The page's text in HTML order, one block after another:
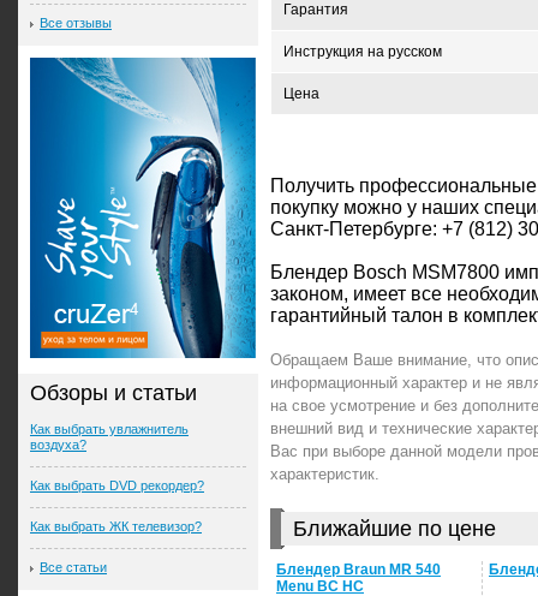
Гарантия
Инструкция на русском
Цена
Получить
покупку можно у наших
Санкт-Петербурге: +7 (812)
Блендер Bosch MSM7800
законом, имеет все
гарантийный талон в
Обращаем Ваше внимание, что
информационный характер и не
на свое усмотрение и без
внешний вид и технические
Вас при выборе данной модели
характеристик.
Ближайшие по цене
Блендер Braun MR 540
Menu BC HC
Все отзывы
Обзоры и статьи
Как выбрать увлажнитель
воздуха?
Как выбрать DVD рекордер?
Как выбрать ЖК телевизор?
Все статьи